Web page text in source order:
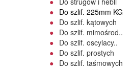
Do szlif. 225mm KG
Do szlif. kątowych
Do szlif. mimośrod..
Do szlif. oscylacy..
Do szlif. prostych
Do szlif. taśmowych